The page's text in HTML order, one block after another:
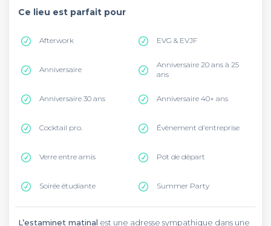
Ce lieu est parfait pour
Afterwork EVG & EVJF
Anniversaire
Anniversaire 20 ans à 25
ans
Anniversaire 30 ans Anniversaire 40+ ans
Cocktail pro. Évènement d'entreprise
Verre entre amis Pot de départ
Soirée étudiante Summer Party
L’estaminet matinal est une adresse sympathique dans une